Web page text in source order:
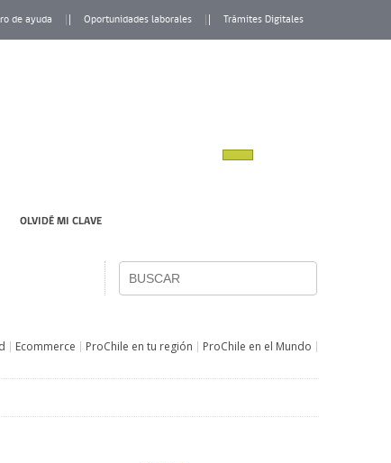
de ayuda Oportunidades laborales Trámites Digitales
OLVIDÉ MI CLAVE
Ecommerce ProChile en tu región ProChile en el Mundo